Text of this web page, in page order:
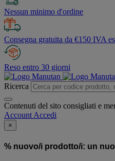
Nessun minimo d'ordine
Consegna gratuita da €150 IVA
Reso entro 30 giorni
Ricerca
Contenuti del sito consigliati e
Account Accedi
×
% nuovo/i prodotto/i: un